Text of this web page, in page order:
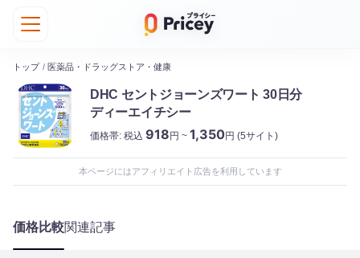
トップ / 医薬品・ドラッグストア・健康
DHC セントジョーンズワート 30日分
ディーエイチシー
価格帯: 税込 918円 ~ 1,350円 (5サイト)
本ページにはアフィリエイト広告を利用しています
価格比較関連記事